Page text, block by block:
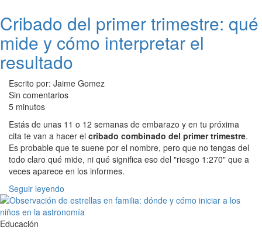
Cribado del primer trimestre: qué
mide y cómo interpretar el
resultado
Escrito por: Jaime Gomez
Sin comentarios
5 minutos
Estás de unas 11 o 12 semanas de embarazo y en tu próxima
cita te van a hacer el cribado combinado del primer trimestre.
Es probable que te suene por el nombre, pero que no tengas del
todo claro qué mide, ni qué significa eso del "riesgo 1:270" que a
veces aparece en los informes.
Seguir leyendo
Educación